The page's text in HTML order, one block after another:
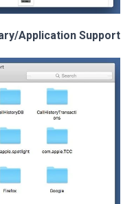
Application Support